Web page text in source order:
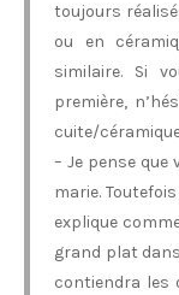
toujours
ou en
similaire. Si
première,
cuite/
– Je pense
marie.
explique
grand plat
contiendra les